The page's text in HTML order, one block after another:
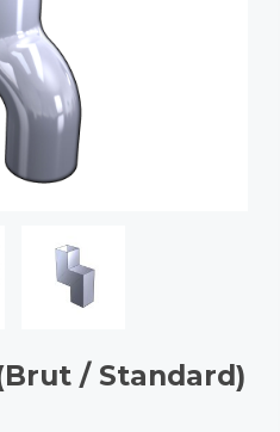
/ Standard)